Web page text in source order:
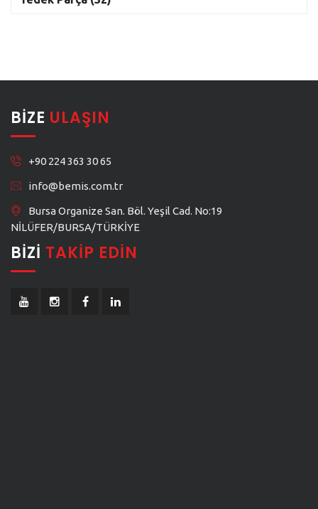
BIZE ULAŞIN
+90 224 363 30 65
info@bemis.com.tr
Bursa Organize San. Böl. Yeşil Cad. No:19
NİLÜFER/BURSA/TÜRKİYE
BIZI TAKIP EDIN